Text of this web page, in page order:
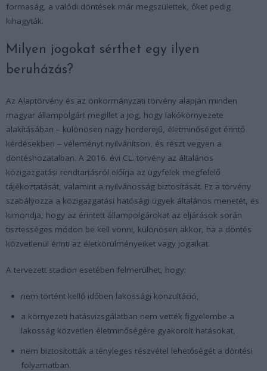
formaság, a valódi döntések már megszülettek, őket pedig
kihagyták.
Milyen jogokat sérthet egy ilyen
beruházás?
Az Alaptörvény és az önkormányzati törvény alapján minden
magyar állampolgárt megillet a jog, hogy lakókörnyezete
alakításában – különösen nagy horderejű, életminőséget érintő
kérdésekben – véleményt nyilvánítson, és részt vegyen a
döntéshozatalban. A 2016. évi CL. törvény az általános
közigazgatási rendtartásról előírja az ügyfelek megfelelő
tájékoztatását, valamint a nyilvánosság biztosítását. Ez a törvény
szabályozza a közigazgatási hatósági ügyek általános menetét, és
kimondja, hogy az érintett állampolgárokat az eljárások során
tisztességes módon be kell vonni, különösen akkor, ha a döntés
közvetlenül érinti az életkörülményeiket vagy jogaikat.
A tervezett stadion esetében felmerülhet, hogy:
nem történt kellő időben lakossági konzultáció,
a környezeti hatásvizsgálatban nem vették figyelembe a
lakosság közvetlen életminőségére gyakorolt hatásokat,
nem biztosították a tényleges részvétel lehetőségét a döntési
folyamatban.